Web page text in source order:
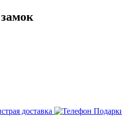
доставка